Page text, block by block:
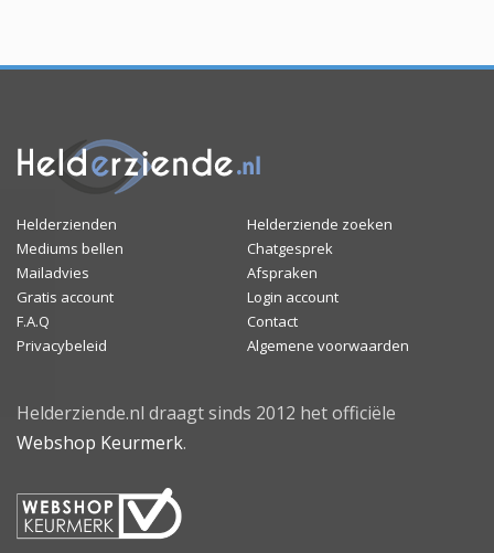
Helderzienden
Helderziende zoeken
Mediums bellen
Chatgesprek
Mailadvies
Afspraken
Gratis account
Login account
F.A.Q
Contact
Privacybeleid
Algemene voorwaarden
Helderziende.nl draagt sinds 2012 het officiële
Webshop Keurmerk.